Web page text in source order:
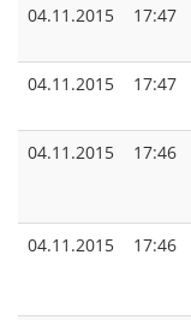
04.11.2015
17:47
04.11.2015
17:47
04.11.2015
17:46
04.11.2015
17:46